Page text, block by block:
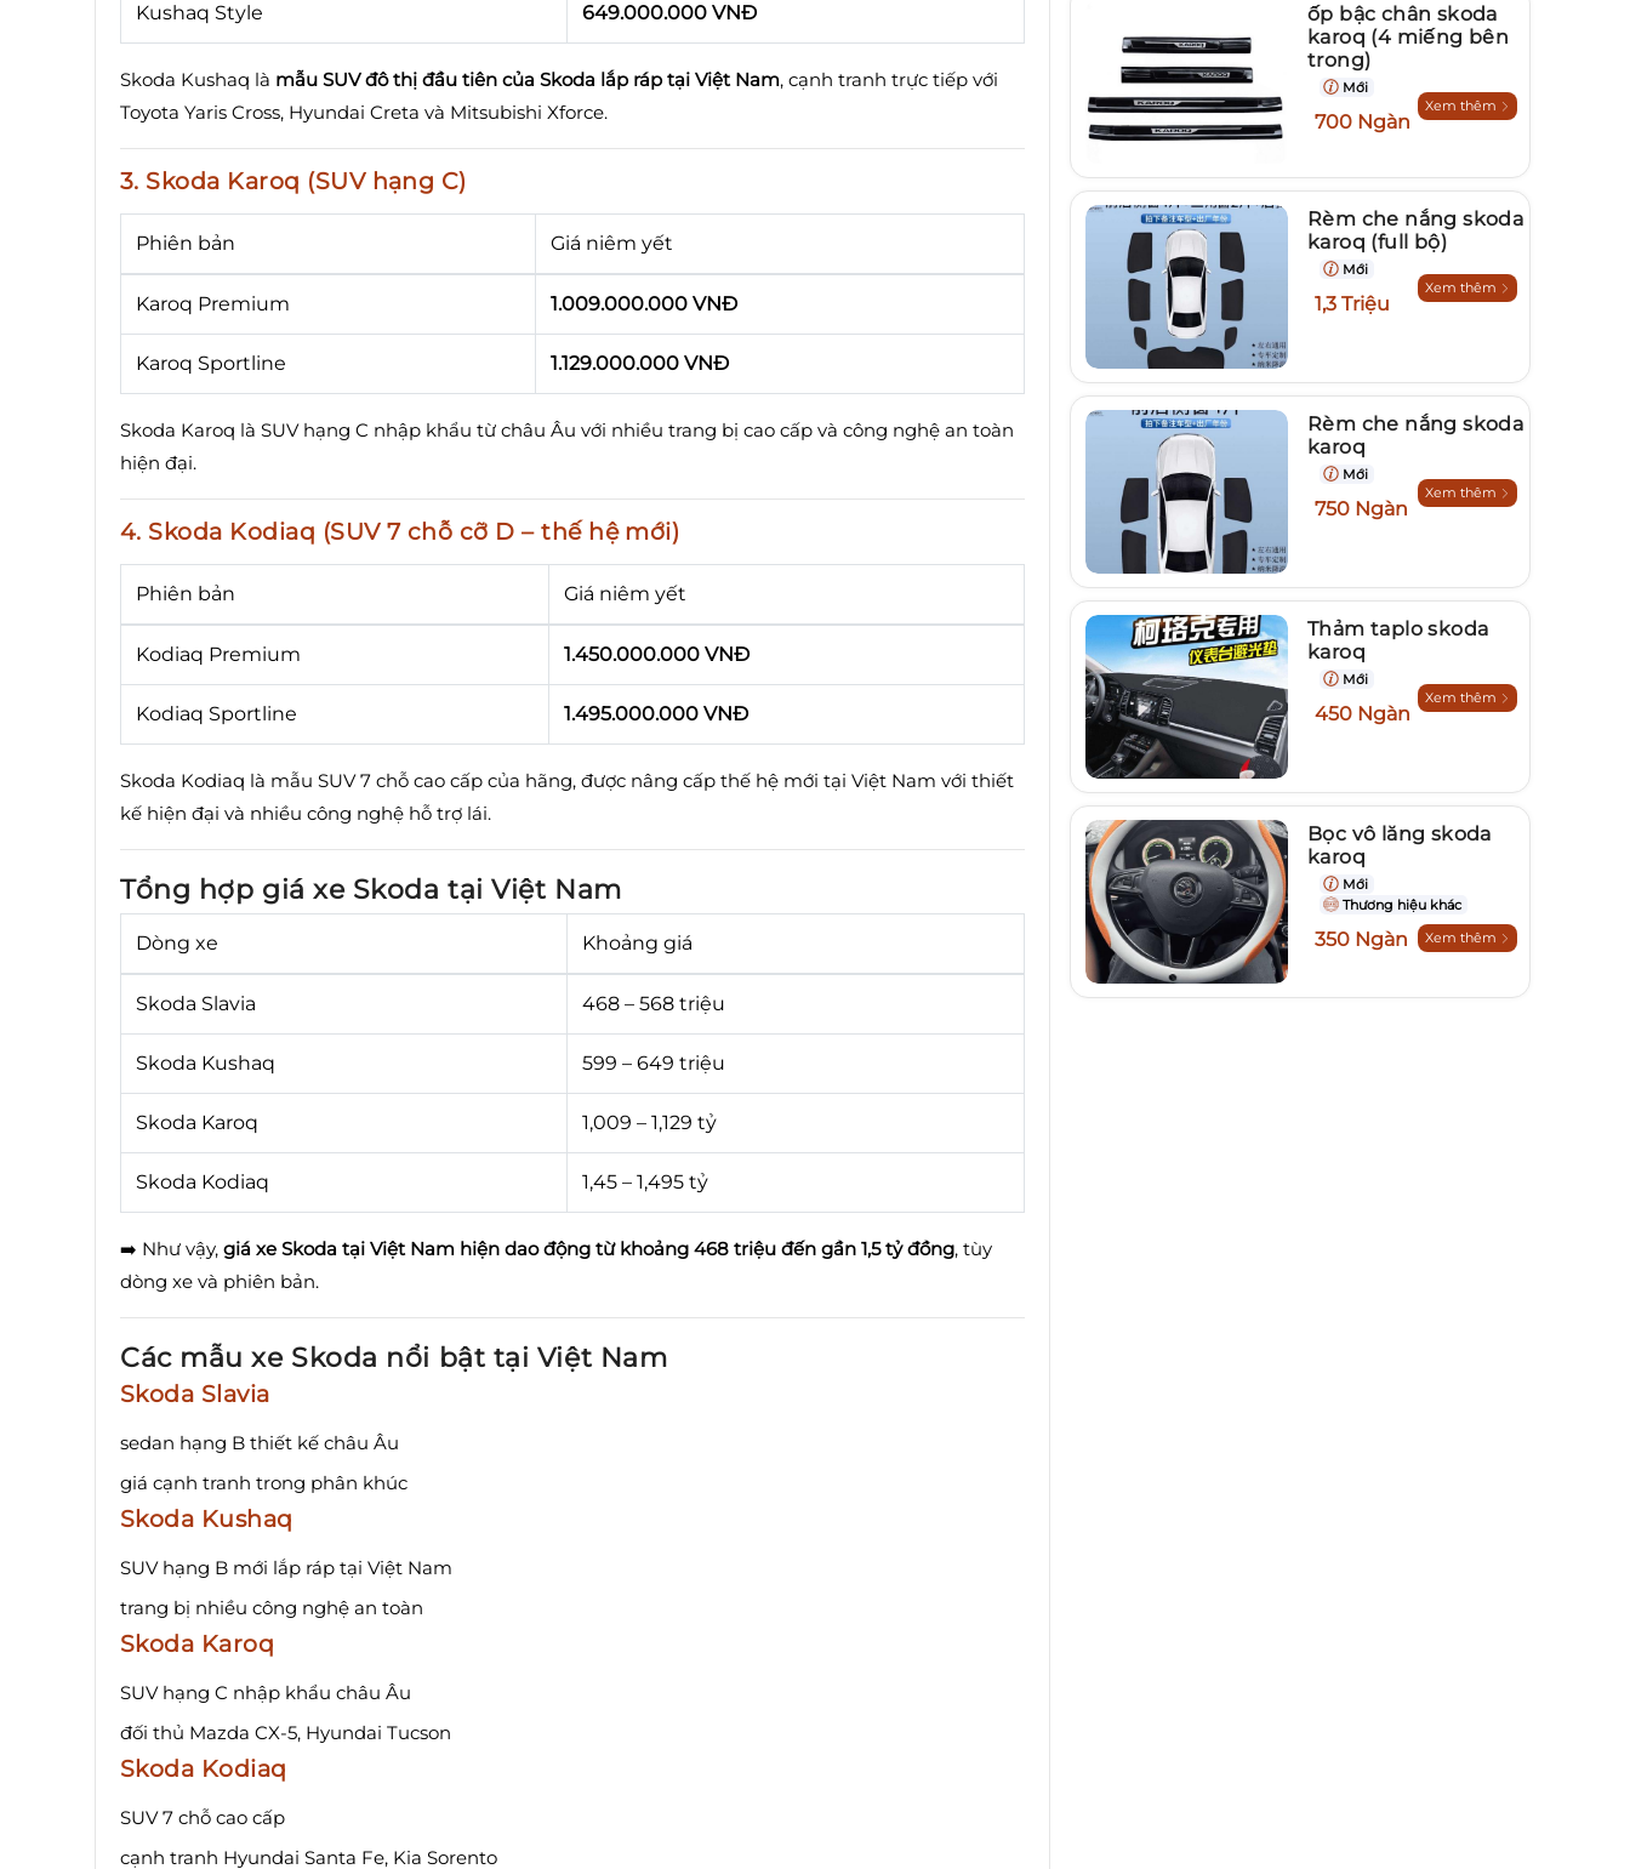
Kushaq Style 649.000.000 VNĐ
Skoda Kushaq là mẫu SUV đô thị đầu tiên của Skoda lắp ráp tại Việt Nam, cạnh tranh trực tiếp với
Toyota Yaris Cross, Hyundai Creta và Mitsubishi Xforce.
3. Skoda Karoq (SUV hạng C)
Phiên bản Giá niêm yết
Karoq Premium 1.009.000.000 VNĐ
Karoq Sportline 1.129.000.000 VNĐ
Skoda Karoq là SUV hạng C nhập khẩu từ châu Âu với nhiều trang bị cao cấp và công nghệ an toàn
hiện đại.
4. Skoda Kodiaq (SUV 7 chỗ cỡ D – thế hệ mới)
Phiên bản Giá niêm yết
Kodiaq Premium 1.450.000.000 VNĐ
Kodiaq Sportline 1.495.000.000 VNĐ
Skoda Kodiaq là mẫu SUV 7 chỗ cao cấp của hãng, được nâng cấp thế hệ mới tại Việt Nam với thiết
kế hiện đại và nhiều công nghệ hỗ trợ lái.
Tổng hợp giá xe Skoda tại Việt Nam
Dòng xe Khoảng giá
Skoda Slavia 468 – 568 triệu
Skoda Kushaq 599 – 649 triệu
Skoda Karoq 1,009 – 1,129 tỷ
Skoda Kodiaq 1,45 – 1,495 tỷ
➡️ Như vậy, giá xe Skoda tại Việt Nam hiện dao động từ khoảng 468 triệu đến gần 1,5 tỷ đồng, tùy
dòng xe và phiên bản.
Các mẫu xe Skoda nổi bật tại Việt Nam
Skoda Slavia
sedan hạng B thiết kế châu Âu
giá cạnh tranh trong phân khúc
Skoda Kushaq
SUV hạng B mới lắp ráp tại Việt Nam
trang bị nhiều công nghệ an toàn
Skoda Karoq
SUV hạng C nhập khẩu châu Âu
đối thủ Mazda CX-5, Hyundai Tucson
Skoda Kodiaq
SUV 7 chỗ cao cấp
cạnh tranh Hyundai Santa Fe, Kia Sorento
ốp bậc chân skoda
karoq (4 miếng bên
trong)
Mới
Xem thêm
700 Ngàn
Rèm che nắng skoda
karoq (full bộ)
Mới
Xem thêm
1,3 Triệu
Rèm che nắng skoda
karoq
Mới
Xem thêm
750 Ngàn
Thảm taplo skoda
karoq
Mới
Xem thêm
450 Ngàn
Bọc vô lăng skoda
karoq
Mới
Thương hiệu khác
Xem thêm
350 Ngàn